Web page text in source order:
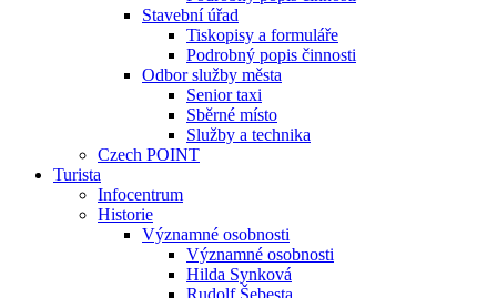
Stavební úřad
Tiskopisy a formuláře
Podrobný popis činnosti
Odbor služby města
Senior taxi
Sběrné místo
Služby a technika
Czech POINT
Turista
Infocentrum
Historie
Významné osobnosti
Významné osobnosti
Hilda Synková
Rudolf Šebesta